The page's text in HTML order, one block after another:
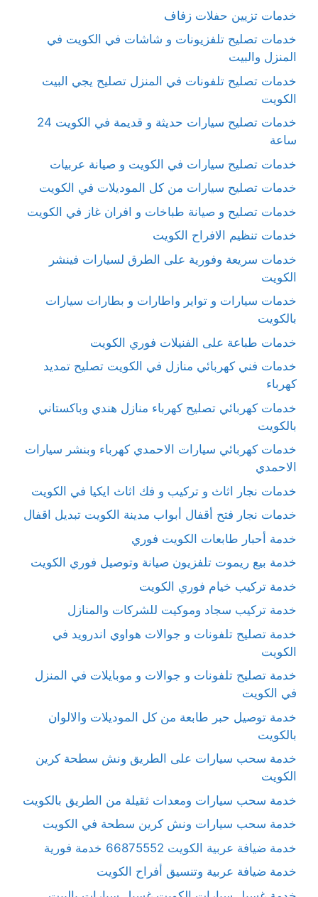
خدمات تزيين حفلات زفاف
خدمات تصليح تلفزيونات و شاشات في الكويت في
المنزل والبيت
خدمات تصليح تلفونات في المنزل تصليح يجي البيت
الكويت
خدمات تصليح سيارات حديثة و قديمة في الكويت 24
ساعة
خدمات تصليح سيارات في الكويت و صيانة عربيات
خدمات تصليح سيارات من كل الموديلات في الكويت
خدمات تصليح و صيانة طباخات و افران غاز في الكويت
خدمات تنظيم الافراح الكويت
خدمات سريعة وفورية على الطرق لسيارات فينشر
الكويت
خدمات سيارات و تواير واطارات و بطارات سيارات
بالكويت
خدمات طباعة على الفنيلات فوري الكويت
خدمات فني كهربائي منازل في الكويت تصليح تمديد
كهرباء
خدمات كهربائي تصليح كهرباء منازل هندي وباكستاني
بالكويت
خدمات كهربائي سيارات الاحمدي كهرباء وبنشر سيارات
الاحمدي
خدمات نجار اثاث و تركيب و فك اثاث ايكيا في الكويت
خدمات نجار فتح أقفال أبواب مدينة الكويت تبديل اقفال
خدمة أحبار طابعات الكويت فوري
خدمة بيع ريموت تلفزيون صيانة وتوصيل فوري الكويت
خدمة تركيب خيام فوري الكويت
خدمة تركيب سجاد وموكيت للشركات والمنازل
خدمة تصليح تلفونات و جوالات هواوي اندرويد في
الكويت
خدمة تصليح تلفونات و جوالات و موبايلات في المنزل
في الكويت
خدمة توصيل حبر طابعة من كل الموديلات والالوان
بالكويت
خدمة سحب سيارات على الطريق ونش سطحة كرين
الكويت
خدمة سحب سيارات ومعدات ثقيلة من الطريق بالكويت
خدمة سحب سيارات ونش كرين سطحة في الكويت
خدمة ضيافة عربية الكويت 66875552 خدمة فورية
خدمة ضيافة عربية وتنسيق أفراح الكويت